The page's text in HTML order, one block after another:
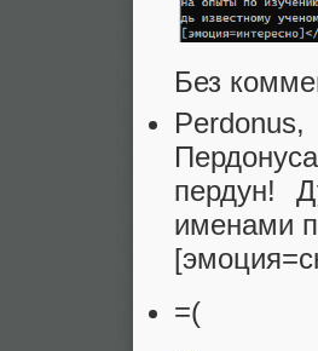
Без
пердун!
именами
=(